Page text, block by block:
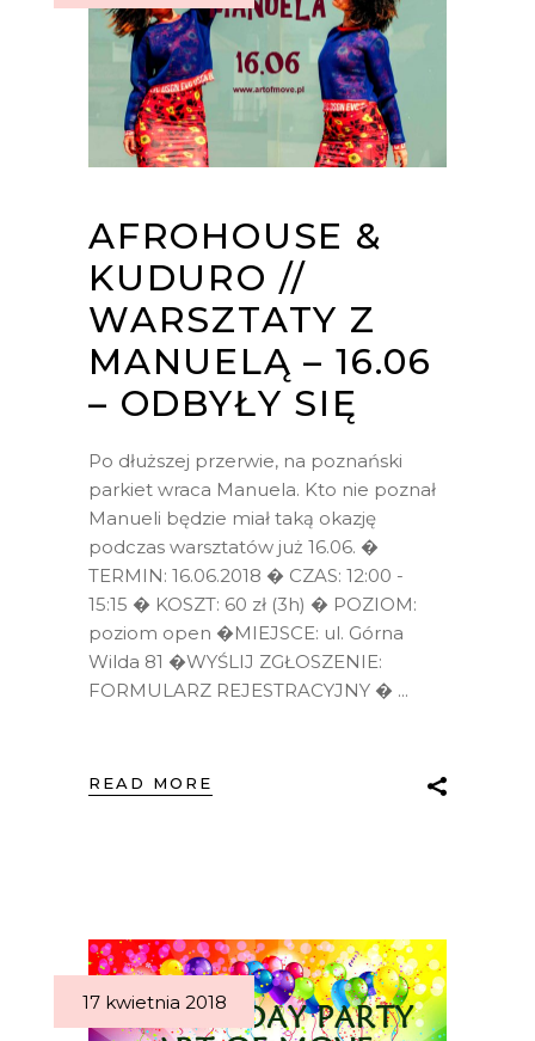
AFROHOUSE &
KUDURO //
WARSZTATY Z
MANUELĄ – 16.06
– ODBYŁY SIĘ
Po dłuższej przerwie, na poznański
parkiet wraca Manuela. Kto nie poznał
Manueli będzie miał taką okazję
podczas warsztatów już 16.06. �
TERMIN: 16.06.2018 � CZAS: 12:00 -
15:15 � KOSZT: 60 zł (3h) � POZIOM:
poziom open �MIEJSCE: ul. Górna
Wilda 81 �WYŚLIJ ZGŁOSZENIE:
FORMULARZ REJESTRACYJNY �
READ MORE
17 kwietnia 2018